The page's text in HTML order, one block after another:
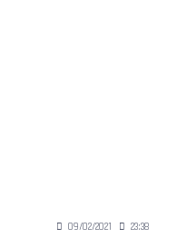
09/02/2021 23:38